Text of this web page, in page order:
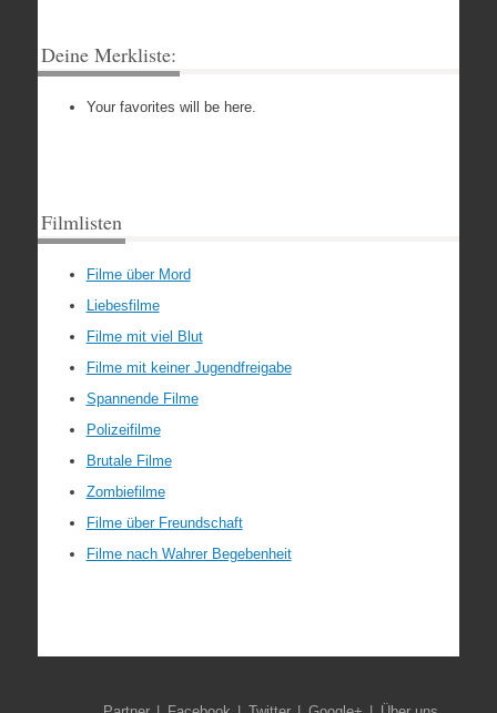
Deine Merkliste:
Your favorites will be here.
Filmlisten
Filme über Mord
Liebesfilme
Filme mit viel Blut
Filme mit keiner Jugendfreigabe
Spannende Filme
Polizeifilme
Brutale Filme
Zombiefilme
Filme über Freundschaft
Filme nach Wahrer Begebenheit